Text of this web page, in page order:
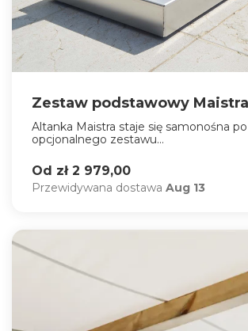
Zestaw podstawowy Maistra
Altanka Maistra staje się samonośna
opcjonalnego zestawu...
Od zł 2 979,00
Przewidywana dostawa Aug 13